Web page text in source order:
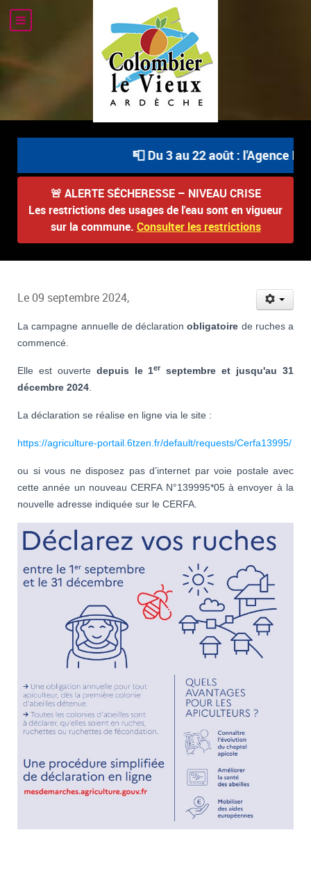
📮 Du 3 au 22 août : l'Agence
🚨 ALERTE SÉCHERESSE – NIVEAU CRISE
Les restrictions des usages de l'eau sont en vigueur
sur la commune. Consulter les restrictions
Le 09 septembre 2024,
La campagne annuelle de déclarationobligatoire de ruches a
commencé.
Elle est ouverte depuis le 1er
septembre et jusqu'au 31
décembre 2024
La déclaration se réalise en ligne via le site :
https://agriculture-portail.6tzen.fr/default/requests/Cerfa13995/
ou si vous ne disposez pas d’internet par voie postale avec
cette année un nouveau CERFA N°139995*05 à envoyer à la
nouvelle adresse indiquée sur le CERFA.